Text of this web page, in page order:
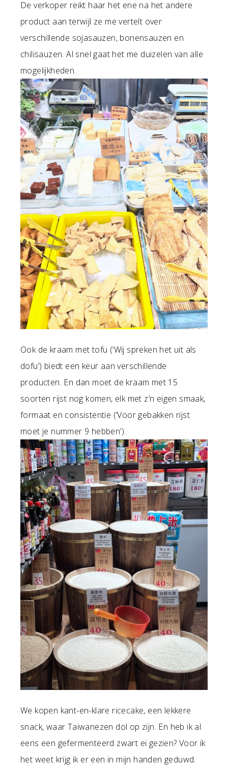
De verkoper reikt haar het ene na het andere
product aan terwijl ze me vertelt over
verschillende sojasauzen, bonensauzen en
chilisauzen. Al snel gaat het me duizelen van alle
mogelijkheden.
Ook de kraam met tofu (‘Wij spreken het uit als
dofu’) biedt een keur aan verschillende
producten. En dan moet de kraam met 15
soorten rijst nog komen, elk met z’n eigen smaak,
formaat en consistentie (‘Voor gebakken rijst
moet je nummer 9 hebben’).
We kopen kant-en-klare ricecake, een lekkere
snack, waar Taiwanezen dol op zijn. En heb ik al
eens een gefermenteerd zwart ei gezien? Voor ik
het weet krijg ik er een in mijn handen geduwd.